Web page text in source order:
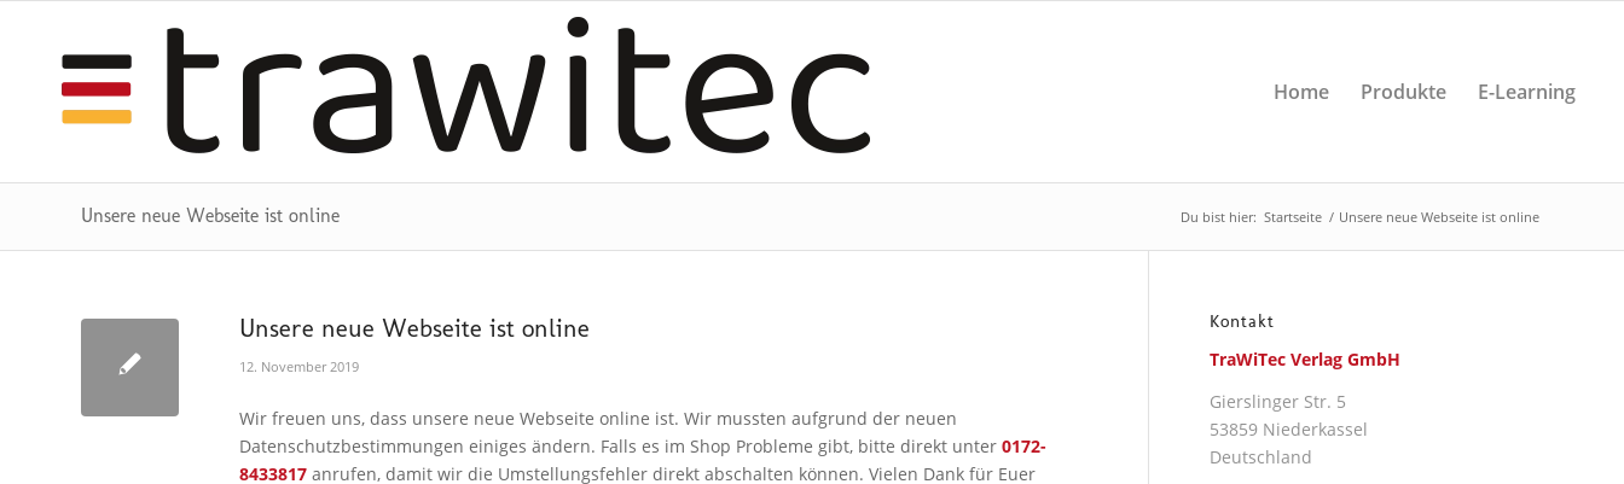
Home Produkte E-Learning
Unsere neue Webseite ist online Du bist hier: Startseite / Unsere neue Webseite ist online
Unsere neue Webseite ist online
12. November 2019
Wir freuen uns, dass unsere neue Webseite online ist. Wir mussten aufgrund der neuen
Datenschutzbestimmungen einiges ändern. Falls es im Shop Probleme gibt, bitte direkt unter 0172-
8433817 anrufen, damit wir die Umstellungsfehler direkt abschalten können. Vielen Dank für Euer
Kontakt
TraWiTec Verlag GmbH
Gierslinger Str. 5
53859 Niederkassel
Deutschland